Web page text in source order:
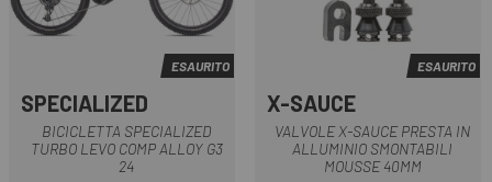
ESAURITO
SPECIALIZED
BICICLETTA SPECIALIZED
TURBO LEVO COMP ALLOY G3
24
ESAURITO
X-SAUCE
VALVOLE X-SAUCE PRESTA IN
ALLUMINIO SMONTABILI
MOUSSE 40MM